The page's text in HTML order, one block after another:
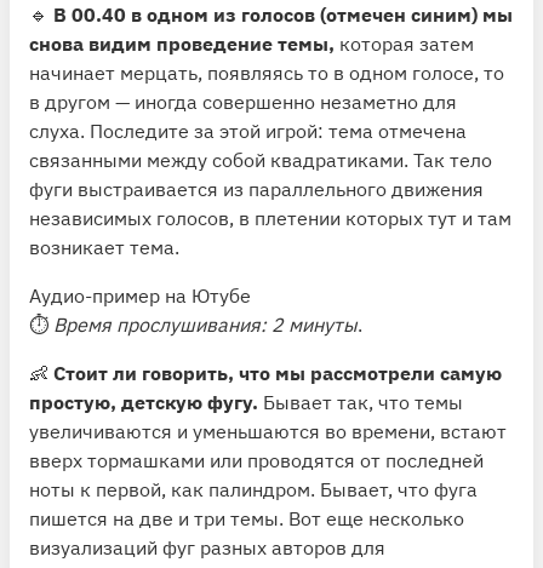
🔹 В 00.40 в одном из голосов (отмечен синим) мы
снова видим проведение темы, которая затем
начинает мерцать, появляясь то в одном голосе, то
в другом — иногда совершенно незаметно для
слуха. Последите за этой игрой: тема отмечена
связанными между собой квадратиками. Так тело
фуги выстраивается из параллельного движения
независимых голосов, в плетении которых тут и там
возникает тема.
Аудио-пример на Ютубе
⏱ Время прослушивания: 2 минуты.
👶 Стоит ли говорить, что мы рассмотрели самую
простую, детскую фугу. Бывает так, что темы
увеличиваются и уменьшаются во времени, встают
вверх тормашками или проводятся от последней
ноты к первой, как палиндром. Бывает, что фуга
пишется на две и три темы. Вот еще несколько
визуализаций фуг разных авторов для